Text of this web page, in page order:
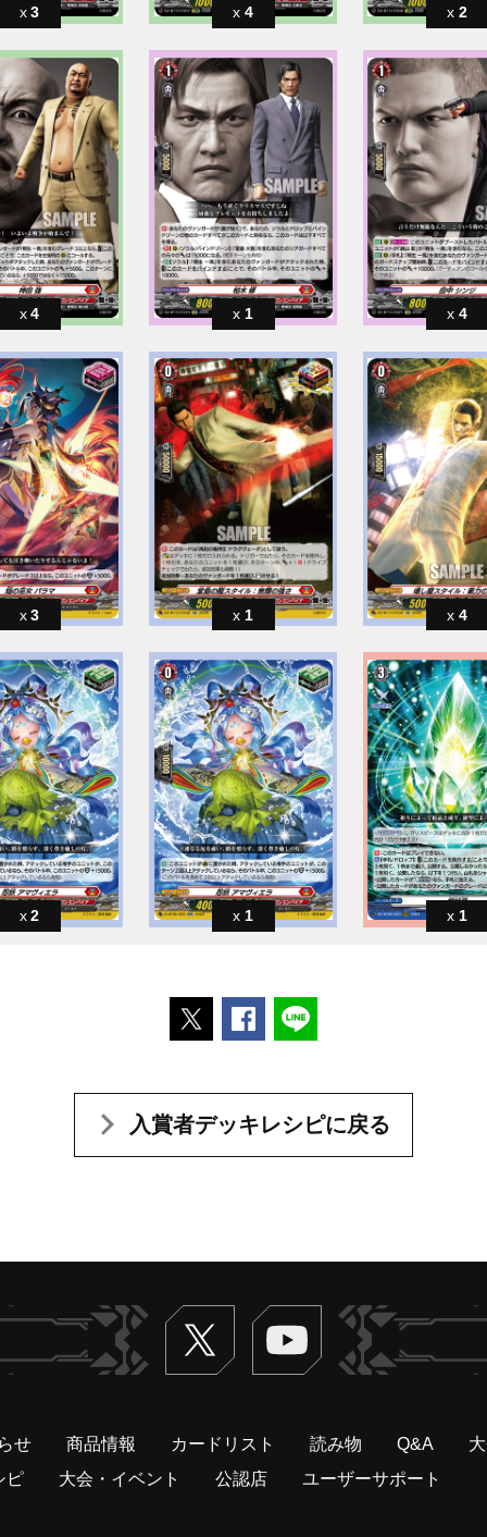
3 4 2
4 1 4
3 1 4
2 1 1
ポストするFacebookでシェアする
入賞者デッキレシピに戻る
Twitter ヴァンガードch
せ 商品情報 カードリスト 読み物 Q&A
ピ
大会・イベント 公認店 ユーザーサポート